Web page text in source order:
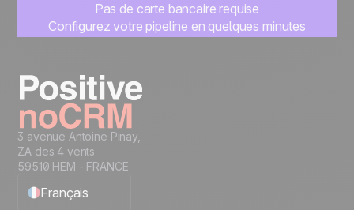
Pas de carte bancaire requise
Configurez votre pipeline en quelques minutes
3 avenue Antoine Pinay,
ZA des 4 vents
59510 HEM - FRANCE
Français